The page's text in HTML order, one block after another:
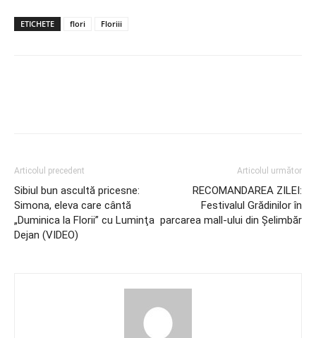
ETICHETE flori Floriii
Articolul precedent
Sibiul bun ascultă pricesne:
Simona, eleva care cântă
„Duminica la Florii” cu Luminţa
Dejan (VIDEO)
Articolul următor
RECOMANDAREA ZILEI:
Festivalul Grădinilor în
parcarea mall-ului din Şelimbăr